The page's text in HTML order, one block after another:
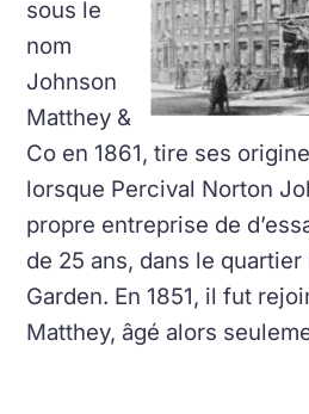
sous le
nom
Johnson
Matthey &
Co en 1861, tire ses
lorsque Percival Norton
propre entreprise de
de 25 ans, dans le quartier
Garden. En 1851, il fut
Matthey, âgé alors